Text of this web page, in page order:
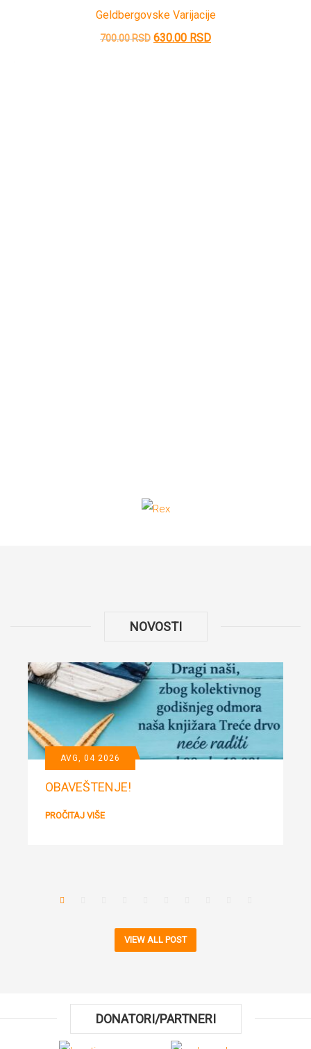
Geldbergovske Varijacije
700.00RSD Originalna
630.00 RSDTrenutna
NOVOSTI
AVG, 04 2026
OBAVEŠTENJE!
PROČITAJ VIŠE
VIEW ALL POST
DONATORI/PARTNERI